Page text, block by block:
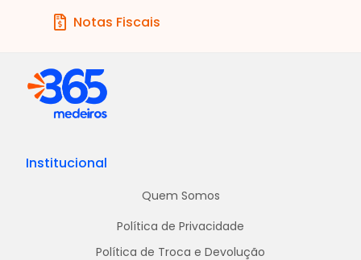
Notas Fiscais
Institucional
Quem Somos
Política de Privacidade
Política de Troca e Devolução